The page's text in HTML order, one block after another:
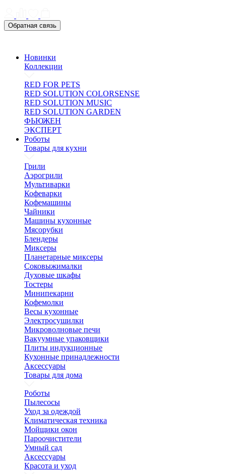
Обратная связь
Новинки
Коллекции
RED FOR PETS
RED SOLUTION COLORSENSE
RED SOLUTION MUSIC
RED SOLUTION GARDEN
ФЬЮЖЕН
ЭКСПЕРТ
Роботы
Товары для кухни
Грили
Аэрогрили
Мультиварки
Кофеварки
Кофемашины
Чайники
Машины кухонные
Мясорубки
Блендеры
Миксеры
Планетарные миксеры
Соковыжималки
Духовые шкафы
Тостеры
Минипекарни
Кофемолки
Весы кухонные
Электросушилки
Микроволновые печи
Вакуумные упаковщики
Плиты индукционные
Кухонные принадлежности
Аксессуары
Товары для дома
Роботы
Пылесосы
Уход за одеждой
Климатическая техника
Мойщики окон
Пароочистители
Умный сад
Аксессуары
Красота и уход